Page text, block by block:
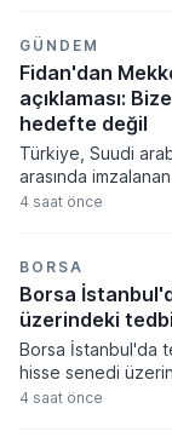
yönelik kapsamlı
geçiyor.
GÜNDEM
Fidan'dan
açıklaması:
hedefte değil
Türkiye, Suudi
arasında
teknik detayları
yapısal olarak nato
savunmayı içeren
mahiyette
4 saat önce
BORSA
Borsa
üzerindeki
Borsa İstanbul'da
hisse senedi
yeni haftada
4 saat önce